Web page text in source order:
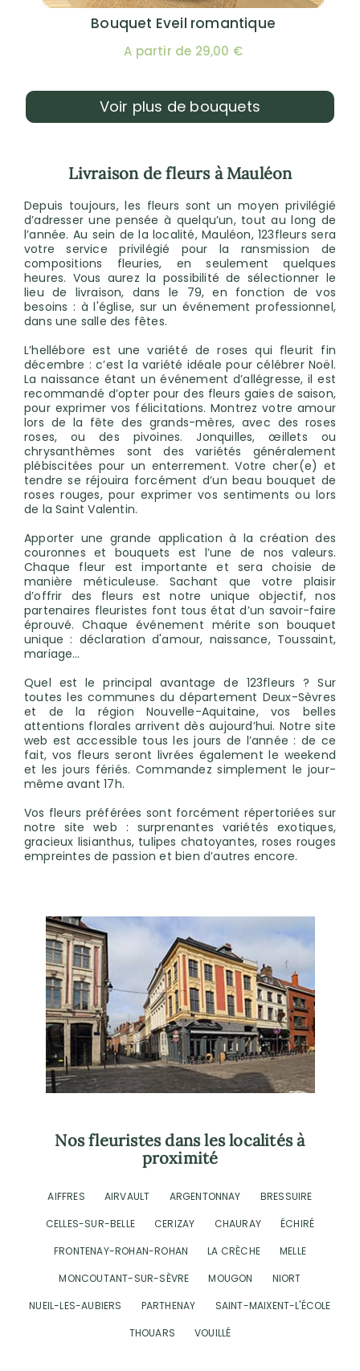
Bouquet Eveil romantique
A partir de 29,00 €
Voir plus de bouquets
Livraison de fleurs à Mauléon
Depuis toujours, les fleurs sont un moyen privilégié
d’adresser une pensée à quelqu’un, tout au long de
l’année. Au sein de la localité, Mauléon, 123fleurs sera
votre service privilégié pour la ransmission de
compositions fleuries, en seulement quelques
heures. Vous aurez la possibilité de sélectionner le
lieu de livraison, dans le 79, en fonction de vos
besoins : à l'église, sur un événement professionnel,
dans une salle des fêtes.
L’hellébore est une variété de roses qui fleurit fin
décembre : c’est la variété idéale pour célébrer Noël.
La naissance étant un événement d’allégresse, il est
recommandé d’opter pour des fleurs gaies de saison,
pour exprimer vos félicitations. Montrez votre amour
lors de la fête des grands-mères, avec des roses
roses, ou des pivoines. Jonquilles, œillets ou
chrysanthèmes sont des variétés généralement
plébiscitées pour un enterrement. Votre cher(e) et
tendre se réjouira forcément d’un beau bouquet de
roses rouges, pour exprimer vos sentiments ou lors
de la Saint Valentin.
Apporter une grande application à la création des
couronnes et bouquets est l’une de nos valeurs.
Chaque fleur est importante et sera choisie de
manière méticuleuse. Sachant que votre plaisir
d’offrir des fleurs est notre unique objectif, nos
partenaires fleuristes font tous état d’un savoir-faire
éprouvé. Chaque événement mérite son bouquet
unique : déclaration d'amour, naissance, Toussaint,
mariage…
Quel est le principal avantage de 123fleurs ? Sur
toutes les communes du département Deux-Sèvres
et de la région Nouvelle-Aquitaine, vos belles
attentions florales arrivent dès aujourd’hui. Notre site
web est accessible tous les jours de l’année : de ce
fait, vos fleurs seront livrées également le weekend
et les jours fériés. Commandez simplement le jour-
même avant 17h.
Vos fleurs préférées sont forcément répertoriées sur
notre site web : surprenantes variétés exotiques,
gracieux lisianthus, tulipes chatoyantes, roses rouges
empreintes de passion et bien d’autres encore.
Nos fleuristes dans les localités à
proximité
AIFFRES AIRVAULT ARGENTONNAY
BRESSUIRE
CELLES-SUR-BELLE
CERIZAY CHAURAY
ÉCHIRÉ
FRONTENAY-ROHAN-ROHAN
LA CRÈCHE
MELLE
MONCOUTANT-SUR-SÈVRE
MOUGON
NIORT
NUEIL-LES-AUBIERS
PARTHENAY
SAINT-MAIXENT-L'ÉCOLE
THOUARS
VOUILLÉ